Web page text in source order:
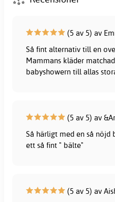
(5 av 5) av
Så fint alternativ till en
Mammans kläder
babyshowern till allas
(5 av 5) av
Så härligt med en så
ett så fint " bälte"
(5 av 5) av